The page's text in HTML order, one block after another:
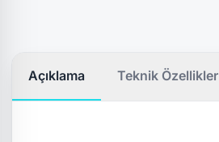
Açıklama Teknik Özellikler